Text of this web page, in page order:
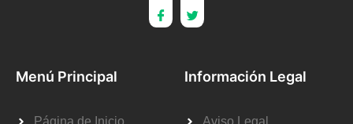
Menú Principal
Página de Inicio
Información Legal
Aviso Legal